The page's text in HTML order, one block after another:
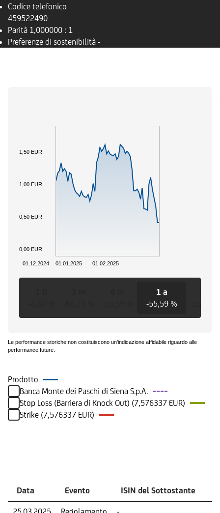
Codice telefonico
459522490
Parità 1,000000 : 1
Preferenze di sostenibilità -
01.01.2025 01.02.2025
01.12.2024
0,00 EUR
0,50 EUR
1,00 EUR
1,50 EUR
1 a
-55,59 %
Le performance storiche non costituiscono un'indicazione affidabile riguardo alle
performance future.
Prodotto
Banca Monte dei Paschi di Siena S.p.A.
Stop Loss (Barriera di Knock Out) (7,576337 EUR)
Strike (7,576337 EUR)
Data Evento ISIN del Sottostante